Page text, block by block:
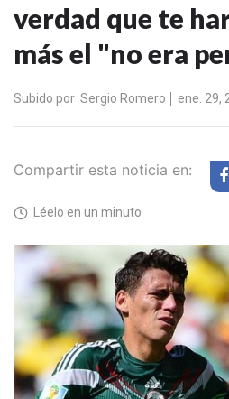
verdad que te
más el "no era
Subido por Sergio Romero ene. 29,
Compartir esta noticia en:
Léelo en un minuto